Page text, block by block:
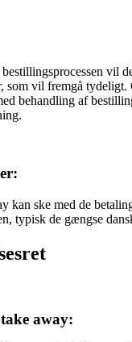
vil
som vil fremgå
behandling af
kan ske med de
typisk de gængse
away: